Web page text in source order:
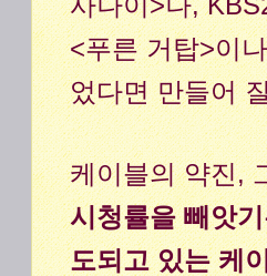
<푸른 거탑>이
었다면 만들어
케이블의 약진,
시청률을 빼앗
도되고 있는 케